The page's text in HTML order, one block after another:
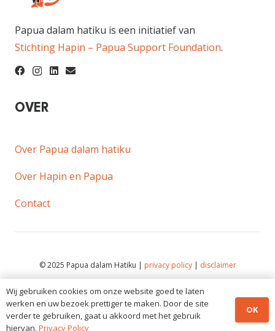
Papua dalam hatiku is een initiatief van
Stichting Hapin – Papua Support Foundation.
OVER
Over Papua dalam hatiku
Over Hapin en Papua
Contact
© 2025 Papua dalam Hatiku | privacy policy| disclaimer
De inhoud van deze website mag niet zonder schriftelijke
toestemming van Papua dalam hatiku worden gekopieerd,
verspreid of commercieel gedeeld.
Wij gebruiken cookies om onze website goed te laten
werken en uw bezoek prettiger te maken. Door de site
verder te gebruiken, gaat u akkoord met het gebruik
hiervan. Privacy Policy
OK